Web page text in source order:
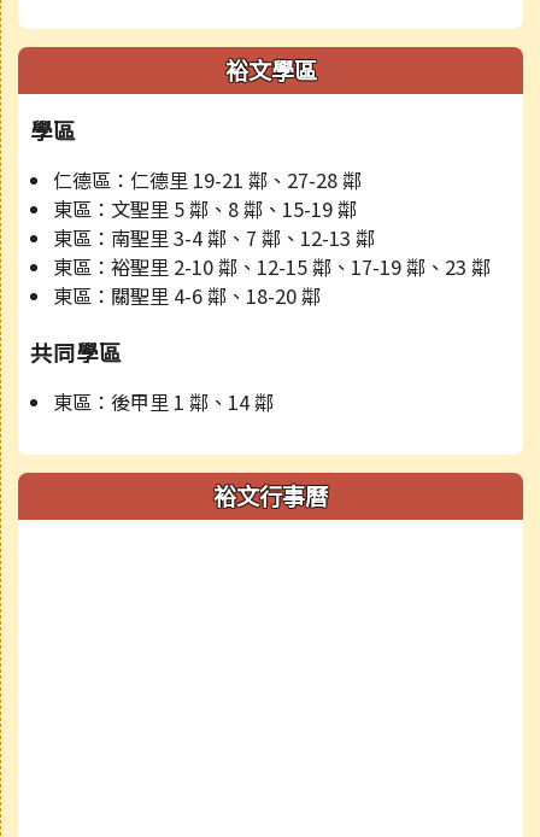
裕文學區
學區
仁德區：仁德里 19-21 鄰、27-28 鄰
東區：文聖里 5 鄰、8 鄰、15-19 鄰
東區：南聖里 3-4 鄰、7 鄰、12-13 鄰
東區：裕聖里 2-10 鄰、12-15 鄰、17-19 鄰、23 鄰
東區：關聖里 4-6 鄰、18-20 鄰
共同學區
東區：後甲里 1 鄰、14 鄰
裕文行事曆